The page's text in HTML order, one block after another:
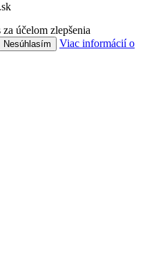
účelom zlepšenia
Nesúhlasím
Viac informácií o